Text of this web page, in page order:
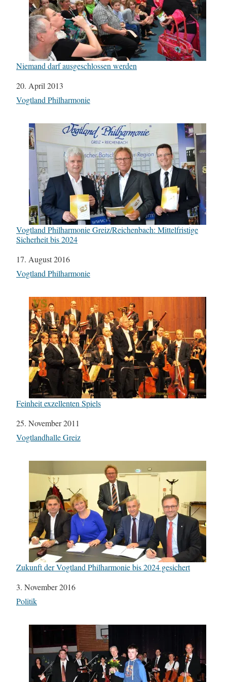
Niemand darf ausgeschlossen werden
Datum
20. April 2013
In Bezug auf
Vogtland Philharmonie
Vogtland Philharmonie Greiz/Reichenbach: Mittelfristige
Sicherheit bis 2024
Datum
17. August 2016
In Bezug auf
Vogtland Philharmonie
Feinheit exzellenten Spiels
Datum
25. November 2011
In Bezug auf
Vogtlandhalle Greiz
Zukunft der Vogtland Philharmonie bis 2024 gesichert
Datum
3. November 2016
In Bezug auf
Politik